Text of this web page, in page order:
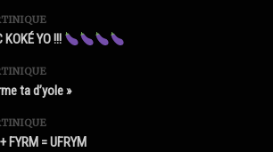
KOKÉ YO !!!
ta d’yole »
FYRM = UFRYM